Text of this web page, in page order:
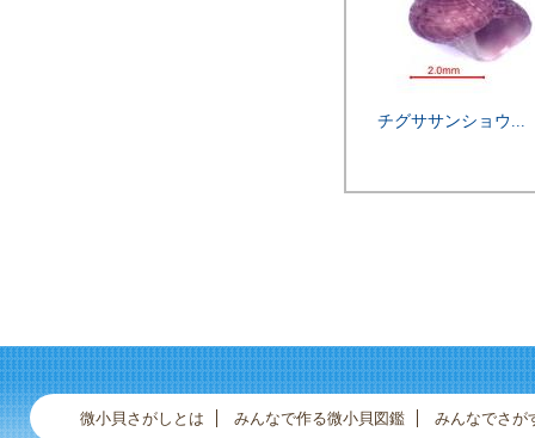
チグササンショウ...
シタダミ ベニバイ ベニイタダキシロ...
微小貝さがしとは みんなで作る微小貝図鑑 みんなでさが